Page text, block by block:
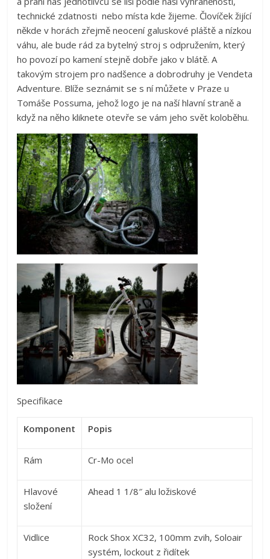
technické zdatnosti nebo místa kde žijeme. Človíček žijící
někde v horách zřejmě neocení galuskové pláště a nízkou
váhu, ale bude rád za bytelný stroj s odpružením, který
ho povozí po kamení stejně dobře jako v blátě. A
takovým strojem pro nadšence a dobrodruhy je Vendeta
Adventure. Blíže seznámit se s ní můžete v Praze u
Tomáše Possuma, jehož logo je na naší hlavní straně a
když na něho kliknete otevře se vám jeho svět koloběhu.
Specifikace
Komponent Popis
Rám Cr-Mo ocel
Hlavové
složení
Ahead 1 1/8″ alu ložiskové
Vidlice
Rock Shox XC32, 100mm zvih, Soloair
systém, lockout z řidítek